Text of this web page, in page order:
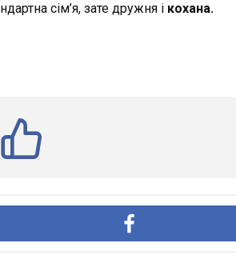
сім’я, зате дружня і кохана.